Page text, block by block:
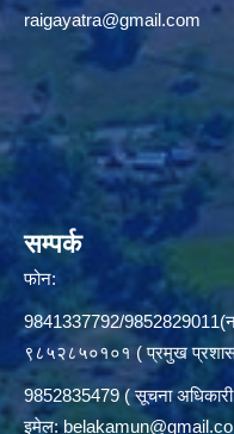
raigayatra@gmail.com
सम्पर्क
फोन:
9841337792/
९८५२८५०१०१ ( प्रमुख
9852835479 ( सूचना
इमेल: